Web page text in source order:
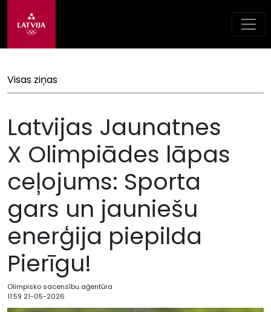
Visas ziņas
Latvijas Jaunatnes
X Olimpiādes lāpas
ceļojums: Sporta
gars un jauniešu
enerģija piepilda
Pierīgu!
Olimpisko sacensību aģentūra
11:59 21-05-2026